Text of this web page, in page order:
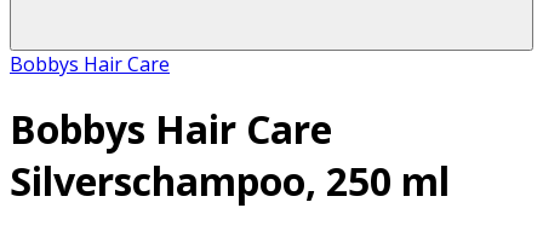
Bobbys Hair Care
Bobbys Hair Care
Silverschampoo, 250 ml